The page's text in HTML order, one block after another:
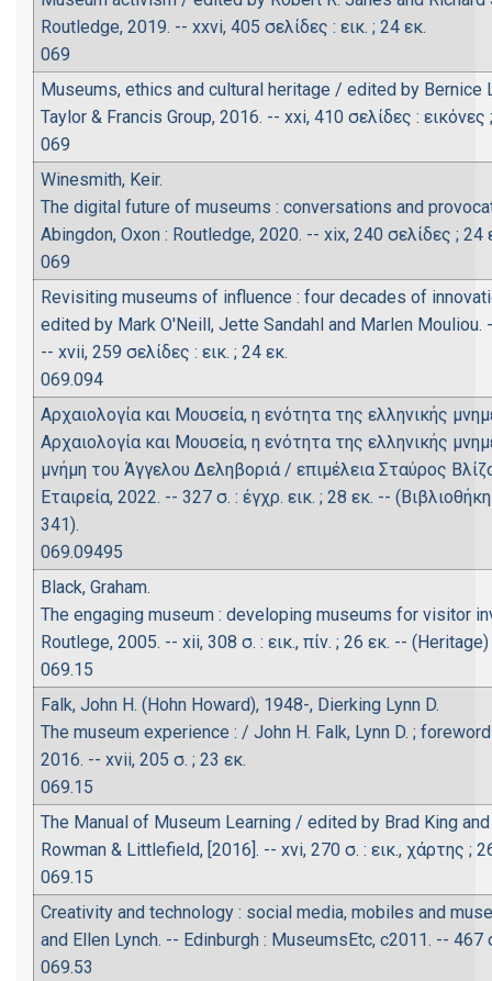
Routledge, 2019. -- xxvi, 405 σελίδες : εικ. ; 24 εκ.
069
Museums, ethics and cultural heritage / edited by Bernice
Taylor & Francis Group, 2016. -- xxi, 410 σελίδες : εικόνες
069
Winesmith, Keir.
The digital future of museums : conversations and
Αbingdon, Oxon : Routledge, 2020. -- xix, 240 σελίδες ; 24
069
Revisiting museums of influence : four decades of
edited by Mark O'Neill, Jette Sandahl and Marlen Mouliou.
-- xvii, 259 σελίδες : εικ. ; 24 εκ.
069.094
Αρχαιολογία και Μουσεία, η ενότητα της ελληνικής
Αρχαιολογία και Μουσεία, η ενότητα της ελληνικής
μνήμη του Άγγελου Δεληβοριά / επιμέλεια Σταύρος
Εταιρεία, 2022. -- 327 σ. : έγχρ. εικ. ; 28 εκ. --
341).
069.09495
Black, Graham.
The engaging museum : developing museums for visitor
Routlege, 2005. -- xii, 308 σ. : εικ., πίν. ; 26 εκ. -- (Heritage)
069.15
Falk, John H. (Hohn Howard), 1948-, Dierking Lynn D.
The museum experience : / John H. Falk, Lynn D. ;
2016. -- xvii, 205 σ. ; 23 εκ.
069.15
The Manual of Museum Learning / edited by Brad King
Rowman & Littlefield, [2016]. -- xvi, 270 σ. : εικ., χάρτης ;
069.15
Creativity and technology : social media, mobiles and
and Ellen Lynch. -- Edinburgh : MuseumsEtc, c2011. -- 467
069.53